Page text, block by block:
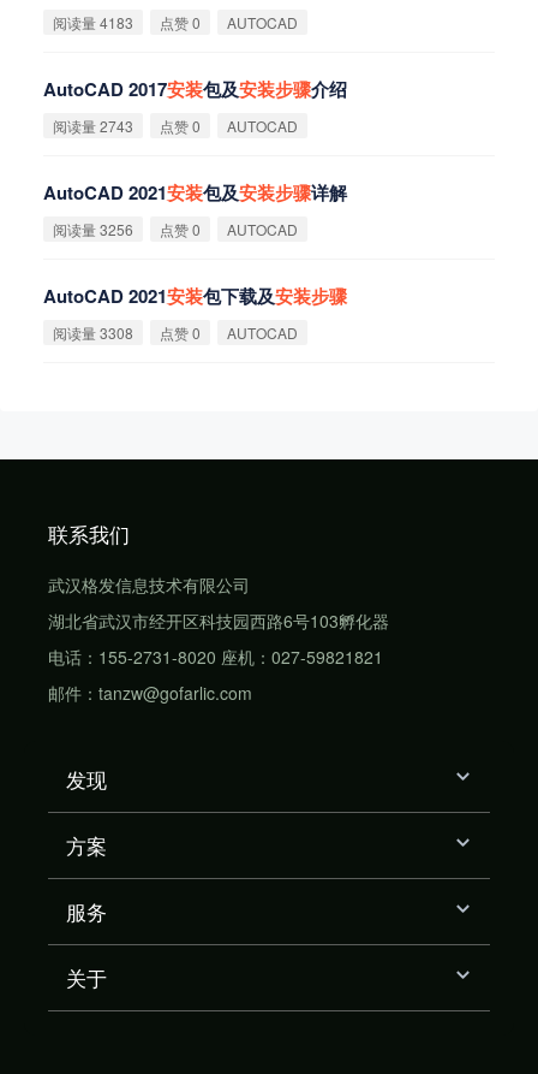
阅读量 4183 点赞 0 AUTOCAD
AutoCAD 2017安装包及安装步骤介绍
阅读量 2743 点赞 0 AUTOCAD
AutoCAD 2021安装包及安装步骤详解
阅读量 3256 点赞 0 AUTOCAD
AutoCAD 2021安装包下载及安装步骤
阅读量 3308 点赞 0 AUTOCAD
联系我们
武汉格发信息技术有限公司
湖北省武汉市经开区科技园西路6号103孵化器
电话：155-2731-8020 座机：027-59821821
邮件：tanzw@gofarlic.com
发现
方案
服务
关于